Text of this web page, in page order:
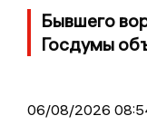
Бывшего
Госдумы
06/08/2026